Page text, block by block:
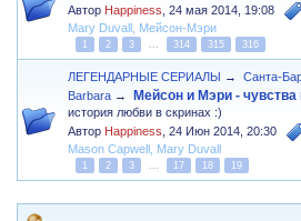
Автор Happiness ,24 мая 2014, 19:08
Mary Duvall , Мейсон-Мэри
1 2 3 ... 314 315 316
ЛЕГЕНДАРНЫЕ СЕРИАЛЫ →
Санта-
Barbara → Мейсон и Мэри - чувства
история любви в скринах :)
Автор Happiness ,24 Июн 2014, 20:30
Mason Capwell , Mary Duvall
1 2 3 ... 17 18 19